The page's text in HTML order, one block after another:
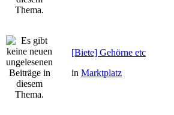
[Biete] Gehörne etc
in Marktplatz